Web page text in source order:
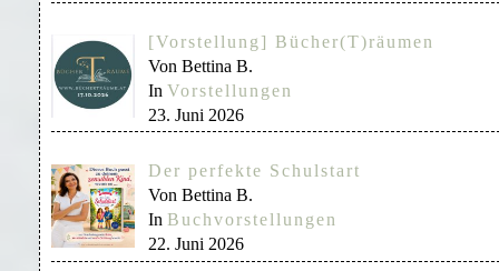
[Vorstellung] Bücher(T)räumen
Von Bettina B.
In Vorstellungen
23. Juni 2026
Der perfekte Schulstart
Von Bettina B.
In Buchvorstellungen
22. Juni 2026